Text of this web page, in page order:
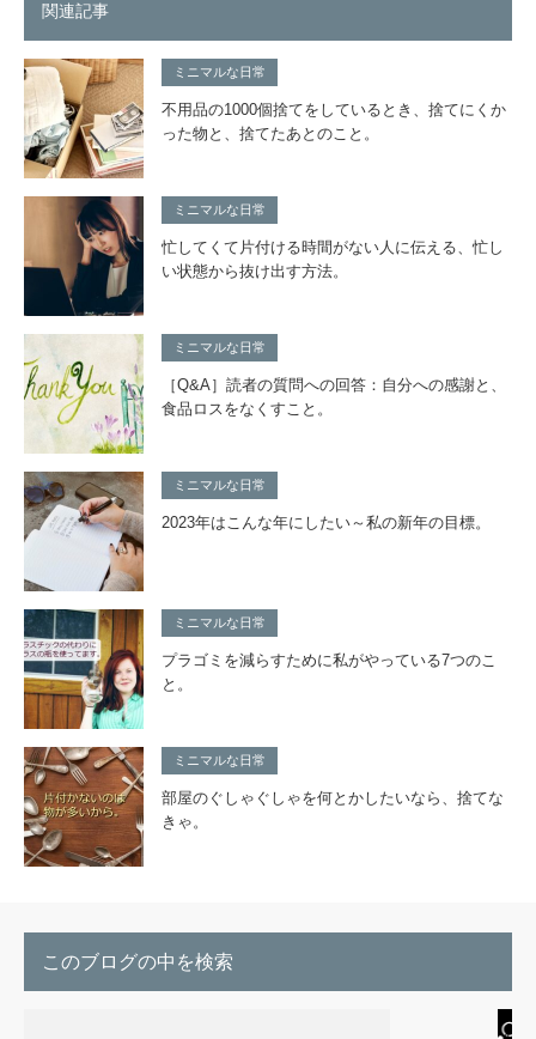
関連記事
ミニマルな日常
不用品の1000個捨てをしているとき、捨てにくか
った物と、捨てたあとのこと。
ミニマルな日常
忙してくて片付ける時間がない人に伝える、忙し
い状態から抜け出す方法。
ミニマルな日常
［Q&A］読者の質問への回答：自分への感謝と、
食品ロスをなくすこと。
ミニマルな日常
2023年はこんな年にしたい～私の新年の目標。
ミニマルな日常
プラゴミを減らすために私がやっている7つのこ
と。
ミニマルな日常
部屋のぐしゃぐしゃを何とかしたいなら、捨てな
きゃ。
このブログの中を検索